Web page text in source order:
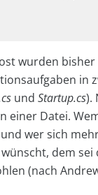
wurden
in
und Startup.cs).
einer Datei.
wer sich
dem
(nach